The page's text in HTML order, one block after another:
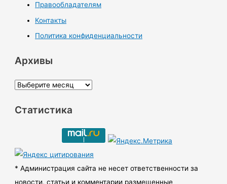
Правообладателям
Контакты
Политика конфиденциальности
Архивы
А
х
ы
Статистика
* Администрация сайта не несет ответственности за
новости, статьи и комментарии размещенные